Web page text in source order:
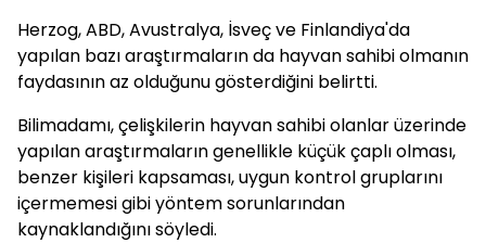
Herzog, ABD, Avustralya, İsveç ve Finlandiya'da
yapılan bazı araştırmaların da hayvan sahibi olmanın
faydasının az olduğunu gösterdiğini belirtti.
Bilimadamı, çelişkilerin hayvan sahibi olanlar üzerinde
yapılan araştırmaların genellikle küçük çaplı olması,
benzer kişileri kapsaması, uygun kontrol gruplarını
içermemesi gibi yöntem sorunlarından
kaynaklandığını söyledi.